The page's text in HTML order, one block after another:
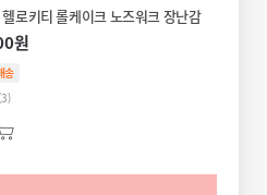
로키티 롤케이크 노즈워크 장난감
원
송
(3)